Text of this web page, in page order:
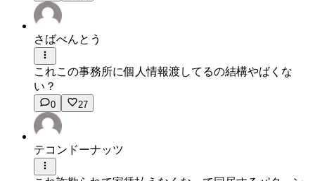
さばべんとう
これこの事務所に個人情報渡してるの結構やばくな
い？
0 27
テコンドーナッツ︎︎